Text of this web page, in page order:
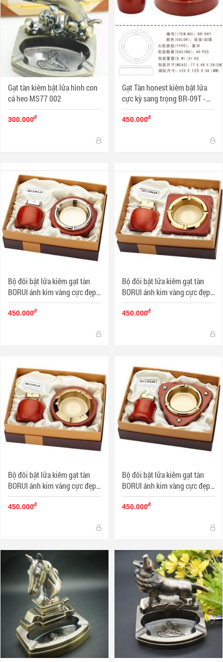
Gạt tàn kiêm bật lửa hình con
cá heo MS77 002
300.000đ
Gạt Tàn honest kiêm bật lửa
cực kỳ sang trọng BR-09T -
MS11 002
450.000đ
Bộ đôi bật lửa kiêm gạt tàn
BORUI ánh kim vàng cực đẹp
BR-05T MS77 007
450.000đ
Bộ đôi bật lửa kiêm gạt tàn
BORUI ánh kim vàng cực đẹp
BR-08T MS77 009
450.000đ
Bộ đôi bật lửa kiêm gạt tàn
BORUI ánh kim vàng cực đẹp
BR-06T MS77 010
450.000đ
Bộ đôi bật lửa kiêm gạt tàn
BORUI ánh kim vàng cực đẹp
BR-02T MS77 011
450.000đ